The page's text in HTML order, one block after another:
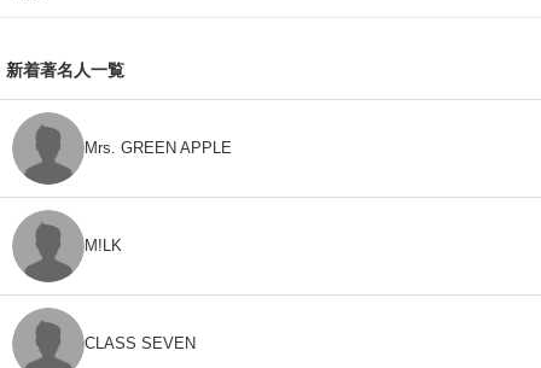
新着著名人一覧
Mrs. GREEN APPLE
M!LK
CLASS SEVEN